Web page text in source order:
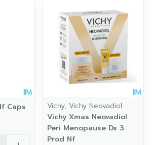
Caps
Vichy, Vichy Neovadiol
Vichy Xmas Neovadiol
Peri Menopause Ds 3
Prod Nf